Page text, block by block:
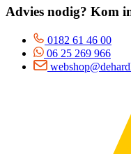
Advies nodig? Kom
0182 61 46 00
06 25 269 966